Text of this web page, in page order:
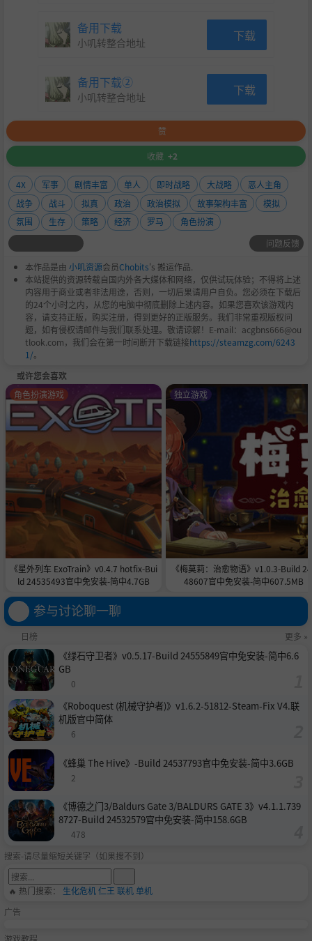
深度角色驱动玩法
先进的资源管理
数百万人的命运掌握在你手中。你能阻止 Fall of an Empire
的降临多久？
备用下载
小叽转整合地址 下载
备用下载②
小叽转整合地址 下载
赞
收藏 +2
4X 军事 剧情丰富 单人 即时战略 大战略
恶人主角
战争
战斗 拟真 政治 政治模拟 故事架构丰富
模拟
氛围
生存 策略 经济 罗马
角色扮演
问题反馈
本作品是由 小叽资源会员Chobits's 搬运作品.
本站提供的资源转载自国内外各大媒体和网络，仅供试玩体验；不得将上述
内容用于商业或者非法用途，否则，一切后果请用户自负。您必须在下载后
的24个小时之内，从您的电脑中彻底删除上述内容。如果您喜欢该游戏内
容，请支持正版，购买注册，得到更好的正版服务。我们非常重视版权问
题，如有侵权请邮件与我们联系处理。敬请谅解！E-mail：acgbns666@ou
tlook.com，我们会在第一时间断开下载链接https://steamzg.com/6243
1/。
或许您会喜欢
《星外列车 ExoTrain》v0.4.7 hotfix-Bui
ld 24535493官中免安装-简中4.7GB
角色扮演游戏
《梅莫莉：治愈物语》v1.0.3-Build
48607官中免安装-简中607.5MB
独立游戏
参与讨论聊一聊
日榜 更多 »
《绿石守卫者》v0.5.17-Build 24555849官中免安装-简中6.6
GB
0
《Roboquest (机械守护者)》v1.6.2-51812-Steam-Fix V4.联
机版官中简体
6
《蜂巢 The Hive》-Build 24537793官中免安装-简中3.6GB
2
《博德之门3/Baldurs Gate 3/BALDURS GATE 3》v4.1.1.739
8727-Build 24532579官中免安装-简中158.6GB
478
搜索-请尽量缩短关键字（如果搜不到）
🔥 热门搜索： 生化危机仁王 联机单机
广告
游戏教程